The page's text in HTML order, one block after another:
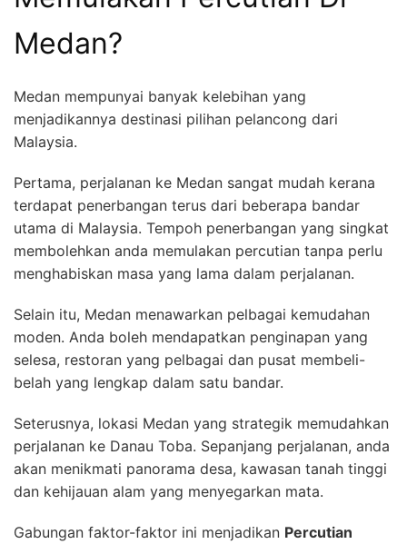
Medan?
Medan mempunyai banyak kelebihan yang
menjadikannya destinasi pilihan pelancong dari
Malaysia.
Pertama, perjalanan ke Medan sangat mudah kerana
terdapat penerbangan terus dari beberapa bandar
utama di Malaysia. Tempoh penerbangan yang singkat
membolehkan anda memulakan percutian tanpa perlu
menghabiskan masa yang lama dalam perjalanan.
Selain itu, Medan menawarkan pelbagai kemudahan
moden. Anda boleh mendapatkan penginapan yang
selesa, restoran yang pelbagai dan pusat membeli-
belah yang lengkap dalam satu bandar.
Seterusnya, lokasi Medan yang strategik memudahkan
perjalanan ke Danau Toba. Sepanjang perjalanan, anda
akan menikmati panorama desa, kawasan tanah tinggi
dan kehijauan alam yang menyegarkan mata.
Gabungan faktor-faktor ini menjadikan Percutian